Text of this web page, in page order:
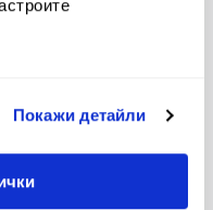
Покажи детайли